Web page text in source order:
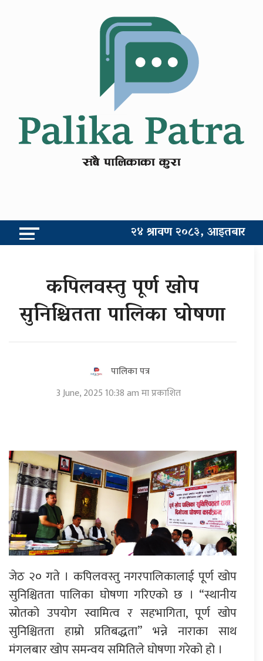
२४ श्रावण २०८३, आइतबार
कपिलवस्तु पूर्ण खोप
सुनिश्चितता पालिका घोषणा
पालिका पत्र
3 June, 2025 10:38 am मा प्रकाशित
जेठ २० गते । कपिलवस्तु नगरपालिकालाई पूर्ण खोप
सुनिश्चितता पालिका घोषणा गरिएको छ । “स्थानीय
स्रोतको उपयोग स्वामित्व र सहभागिता, पूर्ण खोप
सुनिश्चितता हाम्रो प्रतिबद्धता” भन्ने नाराका साथ
मंगलबार खोप समन्वय समितिले घोषणा गरेको हो ।